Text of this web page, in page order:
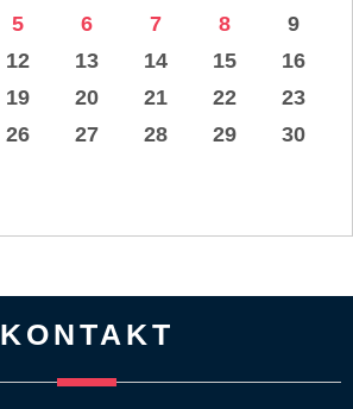
5 6 7 8
9
12 13 14 15
16
19 20 21 22
23
26 27 28 29
30
KONTAKT